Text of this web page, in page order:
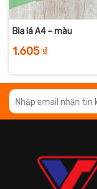
Bìa lá A4 – màu
1.605 ₫
₫.
₫.